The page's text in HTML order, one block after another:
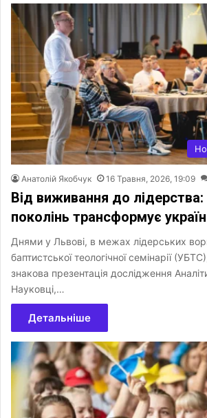
Анатолій Якобчук 16 Травня, 2026, 19:09
Від виживання до лідерства:
поколінь трансформує
Днями у Львові, в межах лідерських
баптистської теологічної семінарії
знакова презентація дослідження
Науковці,…
Детальніше